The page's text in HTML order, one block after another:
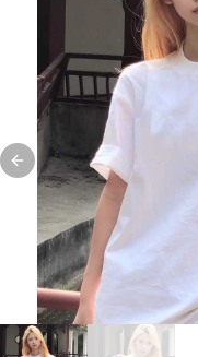
Previous slide